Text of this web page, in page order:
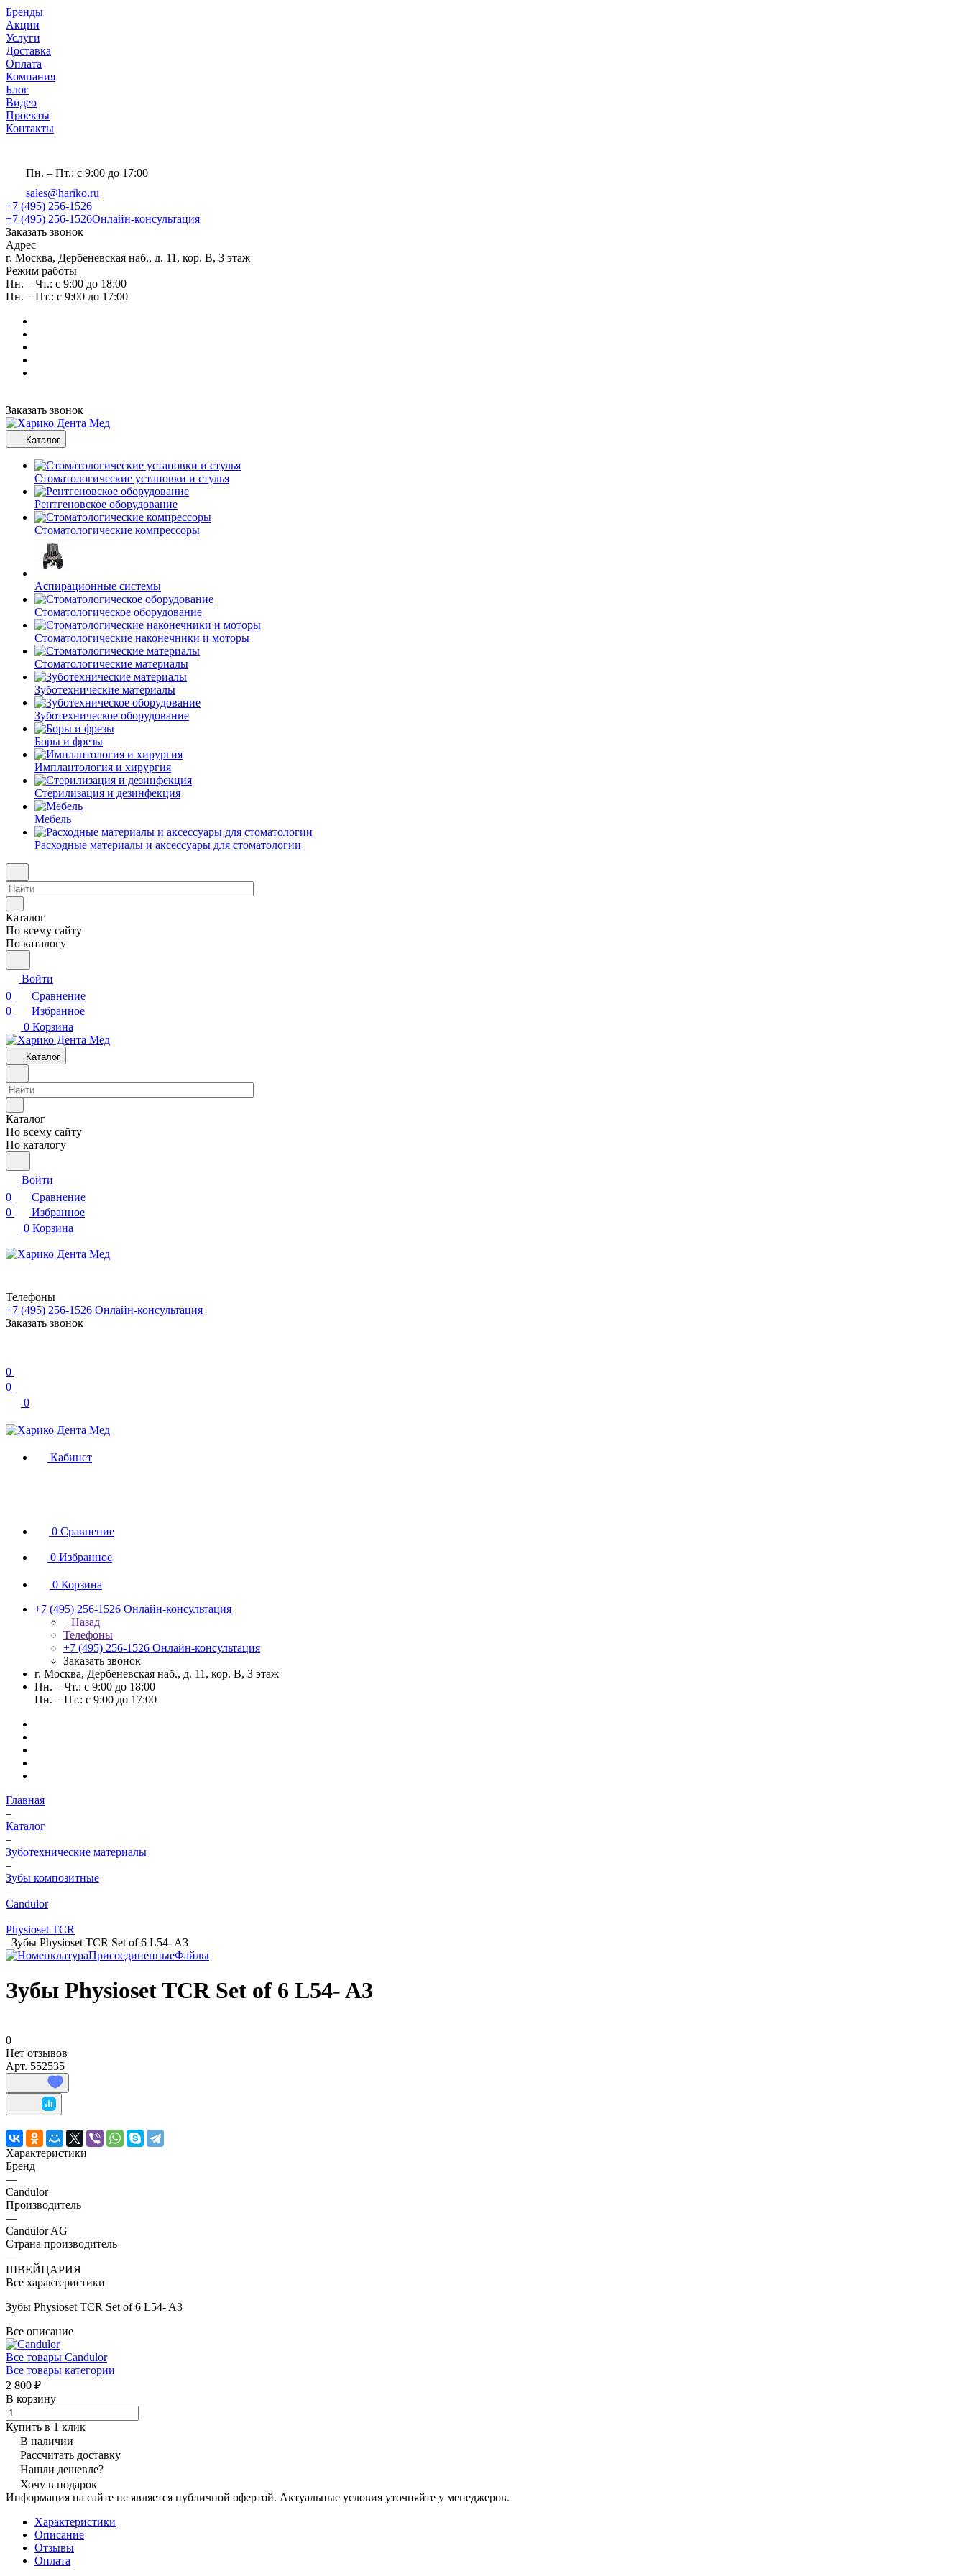
Бренды
Акции
Услуги
Доставка
Оплата
Компания
Блог
Видео
Проекты
Контакты
Пн. – Пт.: с 9:00 до 17:00
sales@hariko.ru
+7 (495) 256-1526
+7 (495) 256-1526Онлайн-консультация
Заказать звонок
Адрес
г. Москва, Дербеневская наб., д. 11, кор. В, 3 этаж
Режим работы
Пн. – Чт.: с 9:00 до 18:00
Пн. – Пт.: с 9:00 до 17:00
Заказать звонок
Каталог
Стоматологические установки и стулья
Рентгеновское оборудование
Стоматологические компрессоры
Аспирационные системы
Стоматологическое оборудование
Стоматологические наконечники и моторы
Стоматологические материалы
Зуботехнические материалы
Зуботехническое оборудование
Боры и фрезы
Имплантология и хирургия
Стерилизация и дезинфекция
Мебель
Расходные материалы и аксессуары для стоматологии
Каталог
По всему сайту
По каталогу
Войти
0
Сравнение
0
Избранное
0 Корзина
Каталог
Каталог
По всему сайту
По каталогу
Войти
0
Сравнение
0
Избранное
0 Корзина
Телефоны
+7 (495) 256-1526 Онлайн-консультация
Заказать звонок
0
0
0
Кабинет
0 Сравнение
0 Избранное
0 Корзина
+7 (495) 256-1526 Онлайн-консультация
Назад
Телефоны
+7 (495) 256-1526 Онлайн-консультация
Заказать звонок
г. Москва, Дербеневская наб., д. 11, кор. В, 3 этаж
Пн. – Чт.: с 9:00 до 18:00
Пн. – Пт.: с 9:00 до 17:00
Главная
–
Каталог
–
Зуботехнические материалы
–
Зубы композитные
–
Candulor
–
Physioset TCR
–Зубы Physioset TCR Set of 6 L54- A3
Зубы Physioset TCR Set of 6 L54- A3
0
Нет отзывов
Арт. 552535
Характеристики
Бренд
—
Candulor
Производитель
—
Candulor AG
Страна производитель
—
ШВЕЙЦАРИЯ
Все характеристики
Зубы Physioset TCR Set of 6 L54- A3
Все описание
Все товары Candulor
Все товары категории
2 800 ₽
В корзину
Купить в 1 клик
В наличии
Рассчитать доставку
Нашли дешевле?
Хочу в подарок
Информация на сайте не является публичной офертой. Актуальные условия уточняйте у менеджеров.
Характеристики
Описание
Отзывы
Оплата